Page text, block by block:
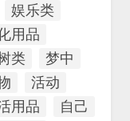
娱乐类
用品
类
梦中
活动
用品
自己